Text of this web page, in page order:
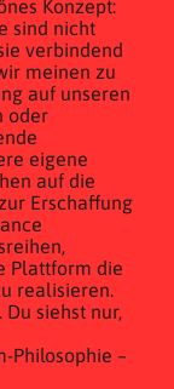
Konzept:
sind nicht
verbindend
meinen zu
auf unseren
oder
eigene
auf die
Erschaffung
Plattform die
realisieren.
siehst nur,
Philosophie –